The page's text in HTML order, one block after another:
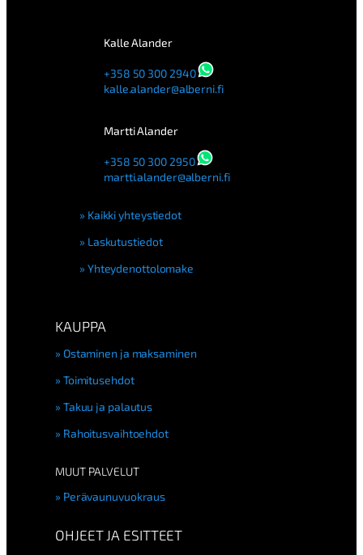
Kalle Alander
+358 50 300 2940
kalle.alander@alberni.fi
Martti Alander
+358 50 300 2950
martti.alander@alberni.fi
Kaikki yhteystiedot
Laskutustiedot
Yhteydenottolomake
KAUPPA
Ostaminen ja maksaminen
Toimitusehdot
Takuu ja palautus
Rahoitusvaihtoehdot
MUUT PALVELUT
Perävaunuvuokraus
OHJEET JA ESITTEET